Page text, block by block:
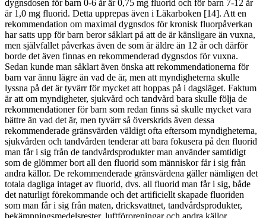
dygnsdosen för barn 0-6 år är 0,75 mg fluorid och för barn 7-12 år
är 1,0 mg fluorid. Detta upprepas även i Läkarboken [14]. Att en
rekommendation om maximal dygnsdos för kronisk fluorpåverkan
har satts upp för barn beror såklart på att de är känsligare än vuxna,
men självfallet påverkas även de som är äldre än 12 år och därför
borde det även finnas en rekommenderad dygnsdos för vuxna.
Sedan kunde man såklart även önska att rekommendationerna för
barn var ännu lägre än vad de är, men att myndigheterna skulle
lyssna på det är tyvärr för mycket att hoppas på i dagsläget. Faktum
är att om myndigheter, sjukvård och tandvård bara skulle följa de
rekommendationer för barn som redan finns så skulle mycket vara
bättre än vad det är, men tyvärr så överskrids även dessa
rekommenderade gränsvärden väldigt ofta eftersom myndigheterna,
sjukvården och tandvården tenderar att bara fokusera på den fluorid
man får i sig från de tandvårdsprodukter man använder samtidigt
som de glömmer bort all den fluorid som människor får i sig från
andra källor. De rekommenderade gränsvärdena gäller nämligen det
totala dagliga intaget av fluorid, dvs. all fluorid man får i sig, både
det naturligt förekommande och det artificiellt skapade fluoriden
som man får i sig från maten, dricksvattnet, tandvårdsprodukter,
bekämpningsmedelsrester, luftföroreningar och andra källor.